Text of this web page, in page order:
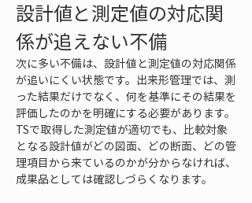
設計値と測定値の対応関
係が追えない不備
次に多い不備は、設計値と測定値の対応関係
が追いにくい状態です。出来形管理では、測
った結果だけでなく、何を基準にその結果を
評価したのかを明確にする必要があります。
TSで取得した測定値が適切でも、比較対象
となる設計値がどの図面、どの断面、どの管
理項目から来ているのかが分からなければ、
成果品としては確認しづらくなります。